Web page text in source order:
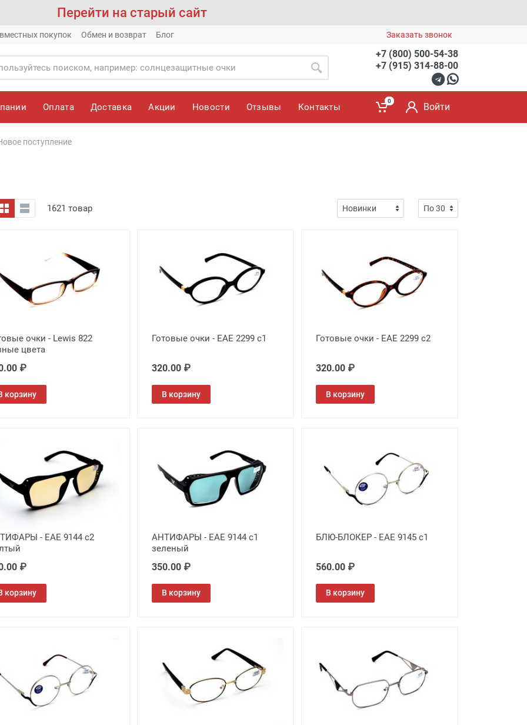
Перейти на старый сайт
покупок Обмен и возврат Блог Заказать звонок
+7 (800) 500-54-38
+7 (915) 314-88-00
Оплата Доставка Акции Новости Отзывы Контакты
0
Войти
поступление
1621 товар
очки - Lewis 822
цвета
₽
корзину
Готовые очки - EAE 2299 с1
320.00 ₽
В корзину
Готовые очки - EAE 2299 с2
320.00 ₽
В корзину
- EAE 9144 с2
₽
корзину
АНТИФАРЫ - EAE 9144 с1
зеленый
350.00 ₽
В корзину
БЛЮ-БЛОКЕР - EAE 9145 с1
560.00 ₽
В корзину